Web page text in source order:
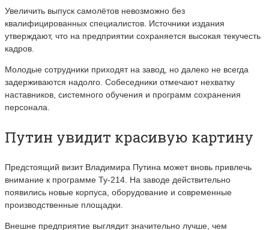
Увеличить выпуск самолётов невозможно без
квалифицированных специалистов. Источники издания
утверждают, что на предприятии сохраняется высокая текучесть
кадров.
Молодые сотрудники приходят на завод, но далеко не всегда
задерживаются надолго. Собеседники отмечают нехватку
наставников, системного обучения и программ сохранения
персонала.
Путин увидит красивую картину
Предстоящий визит Владимира Путина может вновь привлечь
внимание к программе Ту-214. На заводе действительно
появились новые корпуса, оборудование и современные
производственные площадки.
Внешне предприятие выглядит значительно лучше, чем